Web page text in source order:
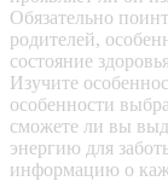
Обязательно
родителей,
состояние
Изучите
особенности
сможете ли вы
энергию для
информацию о